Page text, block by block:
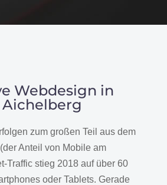
Webdesign in
zum großen Teil aus dem
Anteil von Mobile am
Traffic stieg 2018 auf über 60
oder Tablets. Gerade